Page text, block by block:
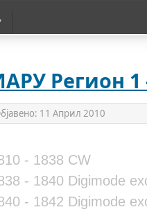
Регион
11 Април 2010
- 1838 CW
- 1840 Digimode
- 1842 Digimode